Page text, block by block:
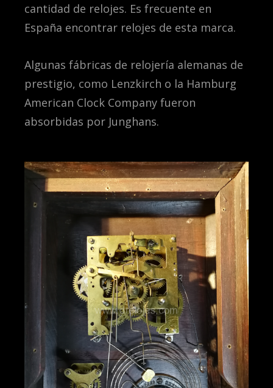
cantidad de relojes. Es frecuente en
España encontrar relojes de esta marca.
Algunas fábricas de relojería alemanas de
prestigio, como Lenzkirch o la Hamburg
American Clock Company fueron
absorbidas por Junghans.